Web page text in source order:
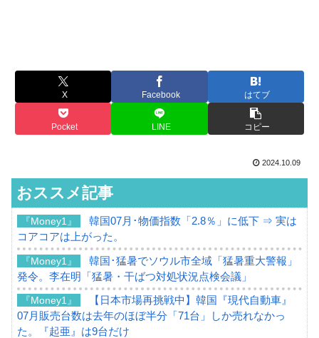
X Facebook はてブ
Pocket LINE コピー
2024.10.09
おススメ記事
『Money1』
韓国07月･物価指数「2.8％」に低下 ⇒ 実は
コアコアは上がった。
『Money1』
韓国･猛暑でソウル市全域「猛暑重大警報」
発令。李在明「猛暑・干ばつ対処状況点検会議」
『Money1』
【日本市場再挑戦中】韓国『現代自動車』
07月販売台数は去年のほぼ半分「71台」しか売れなかっ
た。『起亜』は9台だけ